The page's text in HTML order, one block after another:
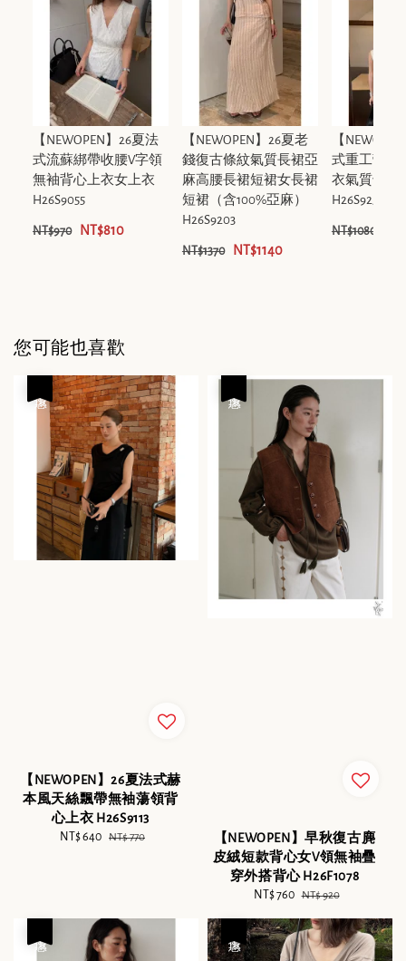
【NEWOPEN】26夏法
式流蘇綁帶收腰V字領
無袖背心上衣女上衣
H26S9055
NT$970 NT$810
【NEWOPEN】26夏老
錢復古條紋氣質長裙亞
麻高腰長裙短裙女長裙
短裙（含100%亞麻）
H26S9203
NT$1370 NT$1140
【
式重工蕾絲
衣氣質v領
H26S9256
NT$1080
您可能也喜歡
【NEWOPEN】26夏法式赫
本風天絲飄帶無袖蕩領背
心上衣 H26S9113
Sale
NT$ 640 Regular
NT$ 770
【NEWOPEN】早秋復古麂
皮絨短款背心女V領無袖疊
穿外搭背心 H26F1078
Sale
NT$ 760 Regular
NT$ 920